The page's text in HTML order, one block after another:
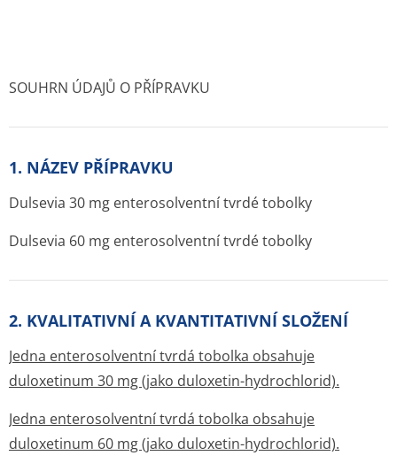
SOUHRN ÚDAJŮ O PŘÍPRAVKU
1. NÁZEV PŘÍPRAVKU
Dulsevia 30 mg enterosolventní tvrdé tobolky
Dulsevia 60 mg enterosolventní tvrdé tobolky
2. KVALITATIVNÍ A KVANTITATIVNÍ SLOŽENÍ
Jedna enterosolventní tvrdá tobolka obsahuje
duloxetinum 30 mg (jako duloxetin-hydrochlorid).
Jedna enterosolventní tvrdá tobolka obsahuje
duloxetinum 60 mg (jako duloxetin-hydrochlorid).